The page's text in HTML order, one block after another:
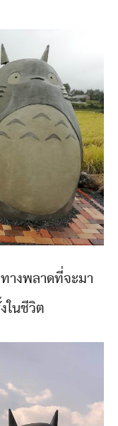
างพลาดที่จะมา
ในชีวิต